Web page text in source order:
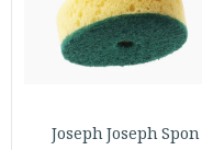
Joseph Joseph Spon